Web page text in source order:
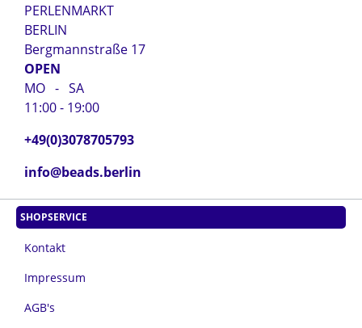
PERLENMARKT
BERLIN
Bergmannstraße 17
OPEN
MO - SA
11:00 - 19:00
+49(0)3078705793
info@beads.berlin
SHOPSERVICE
Kontakt
Impressum
AGB's